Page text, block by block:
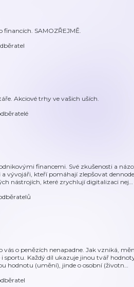
financích. SAMOZŘEJMĚ.
Akciové trhy ve vašich uších.
financemi. Své zkušenosti a
a vývojáři, kteří pomáhají zlepšovat
nástrojích, které zrychlují digitalizaci nej…
vás o penězích nenapadne. Jak vzniká,
sportu. Každý díl ukazuje jinou tvář
hodnotu (umění), jinde o osobní (životn…